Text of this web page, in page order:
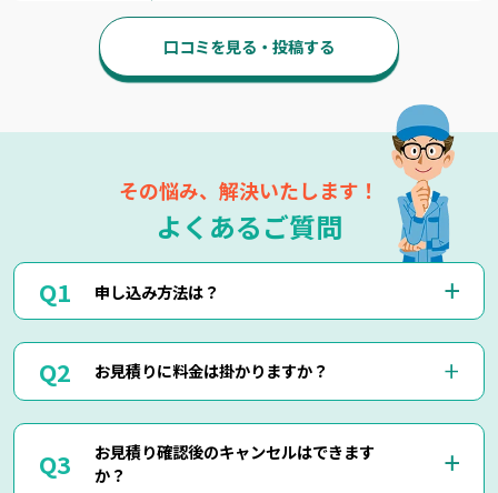
口コミを見る・投稿する
その悩み、解決いたします！
よくあるご質問
申し込み方法は？
くださいませ。
お電話・メール・LINEにてご予約が可能です。
ご相談の際にご依頼作業の詳細や回収物の詳細など、ご説明
して頂けましたら簡易お見積りも可能でございます。
お客様に分かりやすくご説明させて頂きますのでご安心くだ
お見積りに料金は掛かりますか？
りますのでご安心してご相談くださいませ。
現地にて現物を確認しないと正確なお見積りを出せない場合
お見積り確認後のキャンセルはできます
か？